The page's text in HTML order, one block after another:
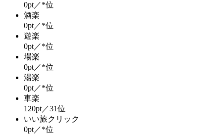
0pt／*位
酒楽
0pt／*位
遊楽
0pt／*位
場楽
0pt／*位
湯楽
0pt／*位
車楽
120pt／31位
いい旅クリック
0pt／*位